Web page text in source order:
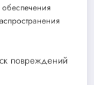
повреждений